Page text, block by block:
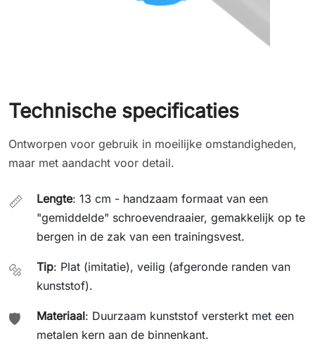
Technische specificaties
Ontworpen voor gebruik in moeilijke omstandigheden,
maar met aandacht voor detail.
📏 Lengte: 13 cm - handzaam formaat van een
"gemiddelde" schroevendraaier, gemakkelijk op te
bergen in de zak van een trainingsvest.
🔩 Tip: Plat (imitatie), veilig (afgeronde randen van
kunststof).
🛡️ Materiaal: Duurzaam kunststof versterkt met een
metalen kern aan de binnenkant.